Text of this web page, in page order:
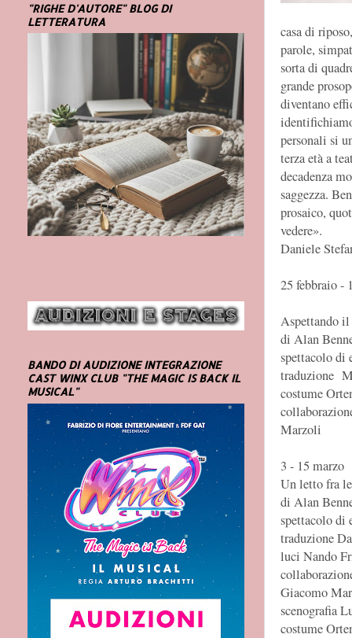
casa di
parole,
sorta di
grande
diventano
personali si
terza età a
decadenza
saggezza.
prosaico,
vedere».
Daniele
25 febbraio -
Aspettando
di Alan
spettacolo di
traduzione
costume
Marzoli
3 - 15 marzo
Un letto fra
di Alan
spettacolo di
traduzione
luci Nando
Giacomo
scenografia
costume
"RIGHE D'AUTORE" BLOG DI
LETTERATURA
BANDO DI AUDIZIONE INTEGRAZIONE
CAST WINX CLUB "THE MAGIC IS BACK IL
MUSICAL"